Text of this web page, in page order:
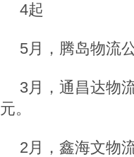
4起
5月，腾岛物流
3月，通昌达物
元。
2月，鑫海文物